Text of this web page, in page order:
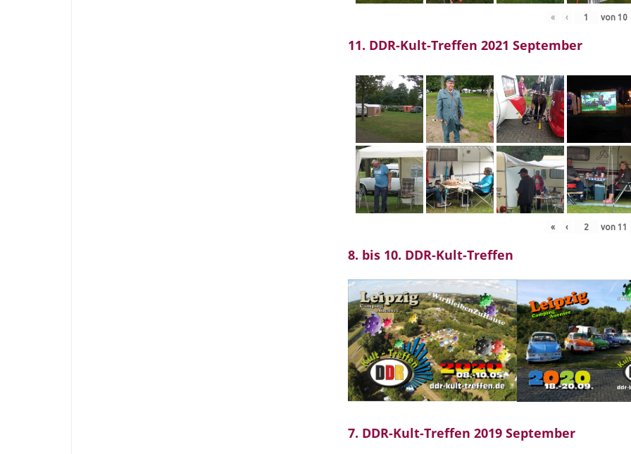
« ‹ von10
11. DDR-Kult-Treffen 2021 September
« ‹ von11
8. bis 10. DDR-Kult-Treffen
7. DDR-Kult-Treffen 2019 September